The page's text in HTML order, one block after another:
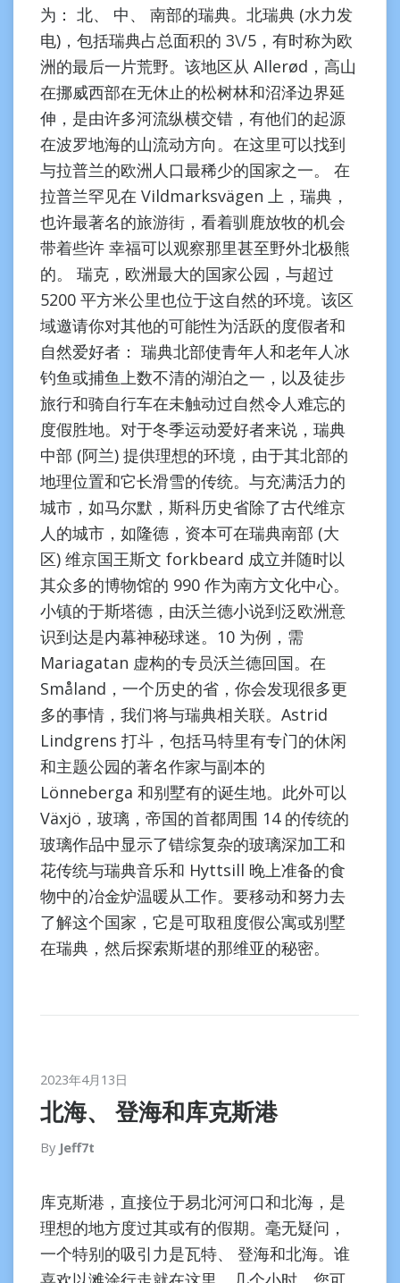
为： 北、 中、 南部的瑞典。北瑞典 (水力发
电)，包括瑞典占总面积的 3\/5，有时称为欧
洲的最后一片荒野。该地区从 Allerød，高山
在挪威西部在无休止的松树林和沼泽边界延
伸，是由许多河流纵横交错，有他们的起源
在波罗地海的山流动方向。在这里可以找到
与拉普兰的欧洲人口最稀少的国家之一。 在
拉普兰罕见在 Vildmarksvägen 上，瑞典，
也许最著名的旅游街，看着驯鹿放牧的机会
带着些许 幸福可以观察那里甚至野外北极熊
的。 瑞克，欧洲最大的国家公园，与超过
5200 平方米公里也位于这自然的环境。该区
域邀请你对其他的可能性为活跃的度假者和
自然爱好者： 瑞典北部使青年人和老年人冰
钓鱼或捕鱼上数不清的湖泊之一，以及徒步
旅行和骑自行车在未触动过自然令人难忘的
度假胜地。对于冬季运动爱好者来说，瑞典
中部 (阿兰) 提供理想的环境，由于其北部的
地理位置和它长滑雪的传统。与充满活力的
城市，如马尔默，斯科历史省除了古代维京
人的城市，如隆德，资本可在瑞典南部 (大
区) 维京国王斯文 forkbeard 成立并随时以
其众多的博物馆的 990 作为南方文化中心。
小镇的于斯塔德，由沃兰德小说到泛欧洲意
识到达是内幕神秘球迷。10 为例，需
Mariagatan 虚构的专员沃兰德回国。在
Småland，一个历史的省，你会发现很多更
多的事情，我们将与瑞典相关联。Astrid
Lindgrens 打斗，包括马特里有专门的休闲
和主题公园的著名作家与副本的
Lönneberga 和别墅有的诞生地。此外可以
Växjö，玻璃，帝国的首都周围 14 的传统的
玻璃作品中显示了错综复杂的玻璃深加工和
花传统与瑞典音乐和 Hyttsill 晚上准备的食
物中的冶金炉温暖从工作。要移动和努力去
了解这个国家，它是可取租度假公寓或别墅
在瑞典，然后探索斯堪的那维亚的秘密。
2023年4月13日
北海、 登海和库克斯港
By Jeff7t
库克斯港，直接位于易北河河口和北海，是
理想的地方度过其或有的假期。毫无疑问，
一个特别的吸引力是瓦特、 登海和北海。谁